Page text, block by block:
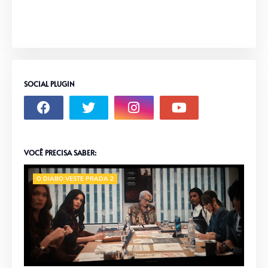
SOCIAL PLUGIN
VOCÊ PRECISA SABER:
O DIABO VESTE PRADA 2